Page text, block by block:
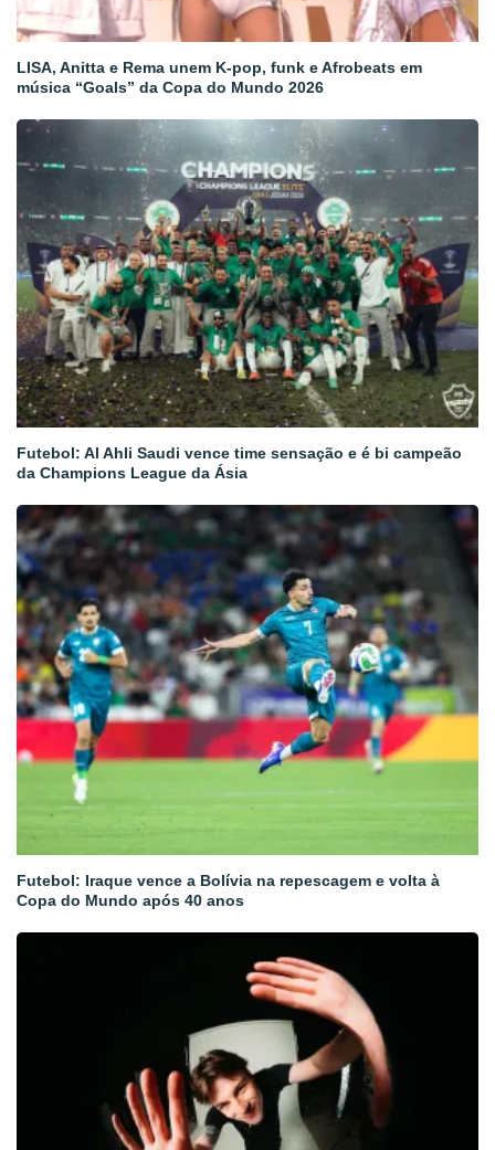
LISA, Anitta e Rema unem K-pop, funk e Afrobeats em
música “Goals” da Copa do Mundo 2026
Futebol: Al Ahli Saudi vence time sensação e é bi campeão
da Champions League da Ásia
Futebol: Iraque vence a Bolívia na repescagem e volta à
Copa do Mundo após 40 anos